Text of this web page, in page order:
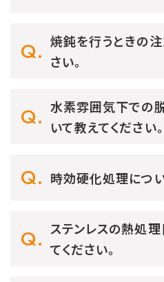
焼鈍を行うときの
さい。
水素雰囲気下での
いて教えてください。
時効硬化処理につ
ステンレスの熱処
てください。